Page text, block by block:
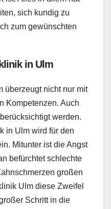
sich kundig zu
zum gewünschten
in Ulm
überzeugt nicht nur mit
Kompetenzen. Auch
werden.
in Ulm wird für den
Mitunter ist die Angst
befürchtet schlechte
großen
Ulm diese Zweifel
Schritt in die